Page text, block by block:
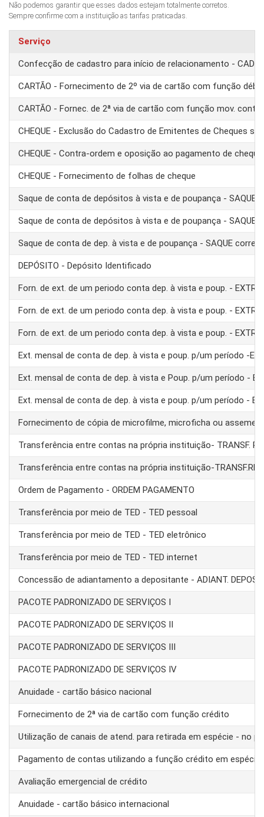
Não podemos garantir que esses dados estejam totalmente corretos.
Sempre confirme com a instituição as tarifas praticadas.
Serviço
Confecção de cadastro para início de relacionamento -
CARTÃO - Fornecimento de 2º via de cartão com função
CARTÃO - Fornec. de 2ª via de cartão com função mov. conta
CHEQUE - Exclusão do Cadastro de Emitentes de Cheques
CHEQUE - Contra-ordem e oposição ao pagamento de cheque
CHEQUE - Fornecimento de folhas de cheque
Saque de conta de depósitos à vista e de poupança - SAQUE
Saque de conta de depósitos à vista e de poupança - SAQUE
Saque de conta de dep. à vista e de poupança - SAQUE
DEPÓSITO - Depósito Identificado
Forn. de ext. de um periodo conta dep. à vista e poup. -
Forn. de ext. de um periodo conta dep. à vista e poup. -
Forn. de ext. de um periodo conta dep. à vista e poup. -
Ext. mensal de conta de dep. à vista e poup. p/um período -
Ext. mensal de conta de dep. à vista e Poup. p/um período -
Ext. mensal de conta de dep. à vista e poup. p/um período -
Fornecimento de cópia de microfilme, microficha ou
Transferência entre contas na própria instituição- TRANSF.
Transferência entre contas na própria instituição-
Ordem de Pagamento - ORDEM PAGAMENTO
Transferência por meio de TED - TED pessoal
Transferência por meio de TED - TED eletrônico
Transferência por meio de TED - TED internet
Concessão de adiantamento a depositante - ADIANT.
PACOTE PADRONIZADO DE SERVIÇOS I
PACOTE PADRONIZADO DE SERVIÇOS II
PACOTE PADRONIZADO DE SERVIÇOS III
PACOTE PADRONIZADO DE SERVIÇOS IV
Anuidade - cartão básico nacional
Fornecimento de 2ª via de cartão com função crédito
Utilização de canais de atend. para retirada em espécie - no
Pagamento de contas utilizando a função crédito em espécie
Avaliação emergencial de crédito
Anuidade - cartão básico internacional